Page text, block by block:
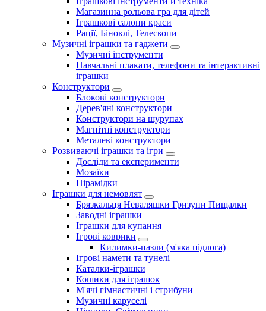
Магазинна рольова гра для дітей
Іграшкові салони краси
Рації, Біноклі, Телескопи
Музичні іграшки та гаджети
Музичні інструменти
Навчальні плакати, телефони та інтерактивні
іграшки
Конструктори
Блокові конструктори
Дерев'яні конструктори
Конструктори на шурупах
Магнітні конструктори
Металеві конструктори
Розвиваючі іграшки та ігри
Досліди та експерименти
Мозаїки
Пірамідки
Іграшки для немовлят
Брязкальця Неваляшки Гризуни Пищалки
Заводні іграшки
Іграшки для купання
Ігрові коврики
Килимки-пазли (м'яка підлога)
Ігрові намети та тунелі
Каталки-іграшки
Кошики для іграшок
М'ячі гімнастичні і стрибуни
Музичні каруселі